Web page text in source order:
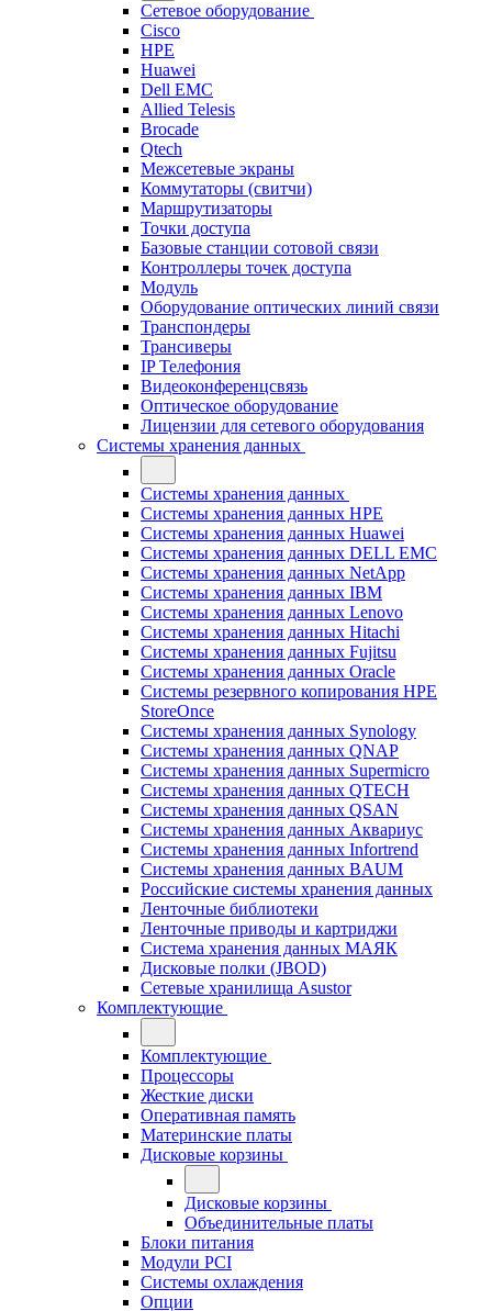
Сетевое оборудование
Cisco
HPE
Huawei
Dell EMC
Allied Telesis
Brocade
Qtech
Межсетевые экраны
Коммутаторы (свитчи)
Маршрутизаторы
Точки доступа
Базовые станции сотовой связи
Контроллеры точек доступа
Модуль
Оборудование оптических линий связи
Транспондеры
Трансиверы
IP Телефония
Видеоконференцсвязь
Оптическое оборудование
Лицензии для сетевого оборудования
Системы хранения данных
Системы хранения данных
Системы хранения данных HPE
Системы хранения данных Huawei
Системы хранения данных DELL EMC
Cистемы хранения данных NetApp
Системы хранения данных IBM
Системы хранения данных Lenovo
Системы хранения данных Hitachi
Системы хранения данных Fujitsu
Системы хранения данных Oracle
Системы резервного копирования HPE
StoreOnce
Системы хранения данных Synology
Системы хранения данных QNAP
Системы хранения данных Supermicro
Системы хранения данных QTECH
Системы хранения данных QSAN
Системы хранения данных Аквариус
Системы хранения данных Infortrend
Системы хранения данных BAUM
Российские системы хранения данных
Ленточные библиотеки
Ленточные приводы и картриджи
Система хранения данных МАЯК
Дисковые полки (JBOD)
Сетевые хранилища Asustor
Комплектующие
Комплектующие
Процессоры
Жесткие диски
Оперативная память
Материнские платы
Дисковые корзины
Дисковые корзины
Объединительные платы
Блоки питания
Модули PCI
Системы охлаждения
Опции